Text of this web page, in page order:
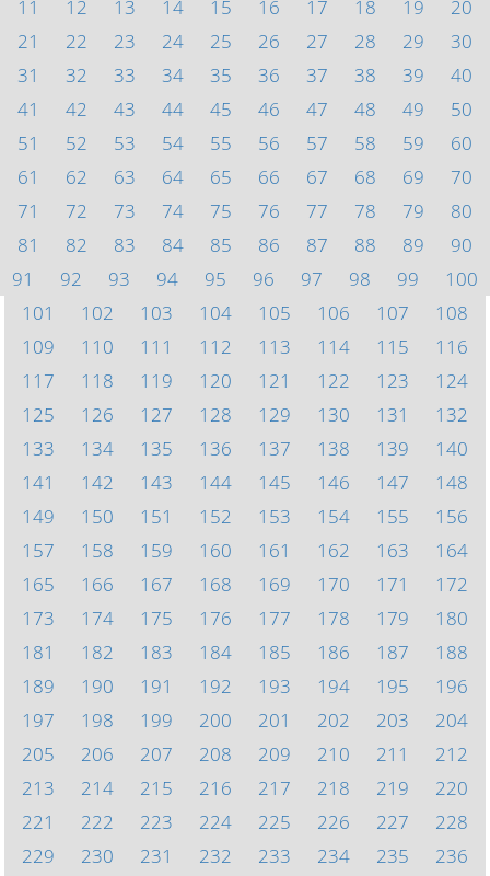
11
12 13 14 15 16 17 18 19
20
21
22 23 24 25 26 27 28 29
30
31
32 33 34 35 36 37 38 39
40
41
42 43 44 45 46 47 48 49
50
51
52 53 54 55 56 57 58 59
60
61
62 63 64 65 66 67 68 69
70
71
72 73 74 75 76 77 78 79
80
81
82 83 84 85 86 87 88 89
90
91
92 93 94 95 96 97 98 99
100
101
102 103 104 105 106 107
108
109
110 111 112 113 114 115
116
117
118 119 120 121 122 123
124
125
126 127 128 129 130 131
132
133
134 135 136 137 138 139
140
141
142 143 144 145 146 147
148
149
150 151 152 153 154 155
156
157
158 159 160 161 162 163
164
165
166 167 168 169 170 171
172
173
174 175 176 177 178 179
180
181
182 183 184 185 186 187
188
189
190 191 192 193 194 195
196
197
198 199 200 201 202 203
204
205
206 207 208 209 210 211
212
213
214 215 216 217 218 219
220
221
222 223 224 225 226 227
228
229
230 231 232 233 234 235
236